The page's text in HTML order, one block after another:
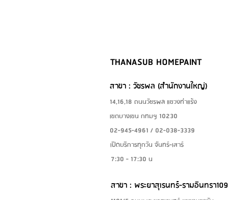
THANASUB HOMEPAINT
สาขา : วัชรพล (สำนักงานใหญ่)
14,16,18 ถนนวัชรพล แขวงท่าแร้ง
เขตบางเขน กทมฯ 10230
02-945-4961 / 02-038-3339
เปิดบริการทุกวัน จันทร์-เสาร์
7:30 - 17:30 น
สาขา : พระยาสุเรนทร์-รามอินทรา109